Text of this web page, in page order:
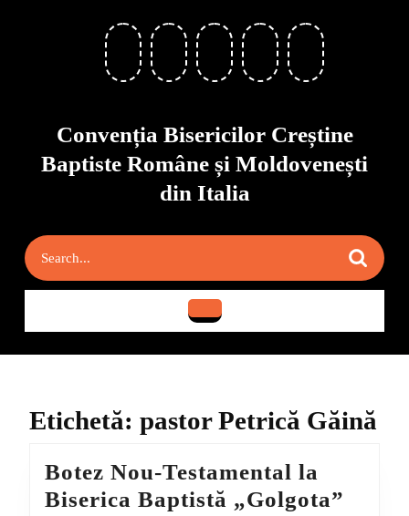
Convenția Bisericilor Creștine
Baptiste Române și Moldovenești
din Italia
Etichetă: pastor Petrică Găină
Botez Nou-Testamental la
Biserica Baptistă „Golgota”